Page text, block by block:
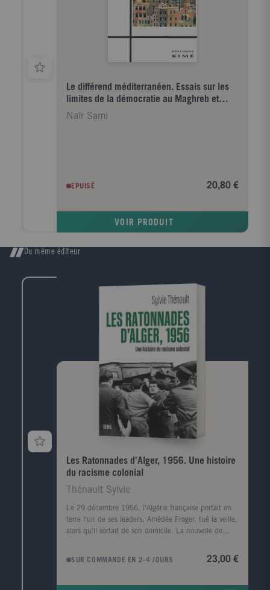
marchandisation " des rapports humains, l'Europe
pourrait être une alternative à cet Empire. Encore
faut-il qu'elle le veuille... Au fil d'analyses théoriques
et géopolitiques nourries de l'actualité comme de
l'histoire, cet essai propose non seulement une
contribution à une meilleure interprétation du
Le différend méditerranéen. Essais sur les
limites de la démocratie au Maghreb et
dans les pays du T
Naïr Sami
EPUISÉ 20,80 €
VOIR PRODUIT
Du même éditeur
Les Ratonnades d'Alger, 1956. Une histoire
du racisme colonial
Thénault Sylvie
Le 29 décembre 1956, l'Algérie française portait en
terre l'un de ses leaders, Amédée Froger, tué la veille,
alors qu'il sortait de son domicile. La nouvelle de
Paris, en raison de la personnalité de la victime,
SUR COMMANDE EN 2-4 JOURS 23,00 €